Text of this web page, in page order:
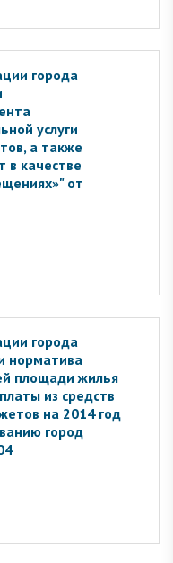
города
услуги
а также
в качестве
от
города
норматива
площади жилья
из средств
на 2014 год
город